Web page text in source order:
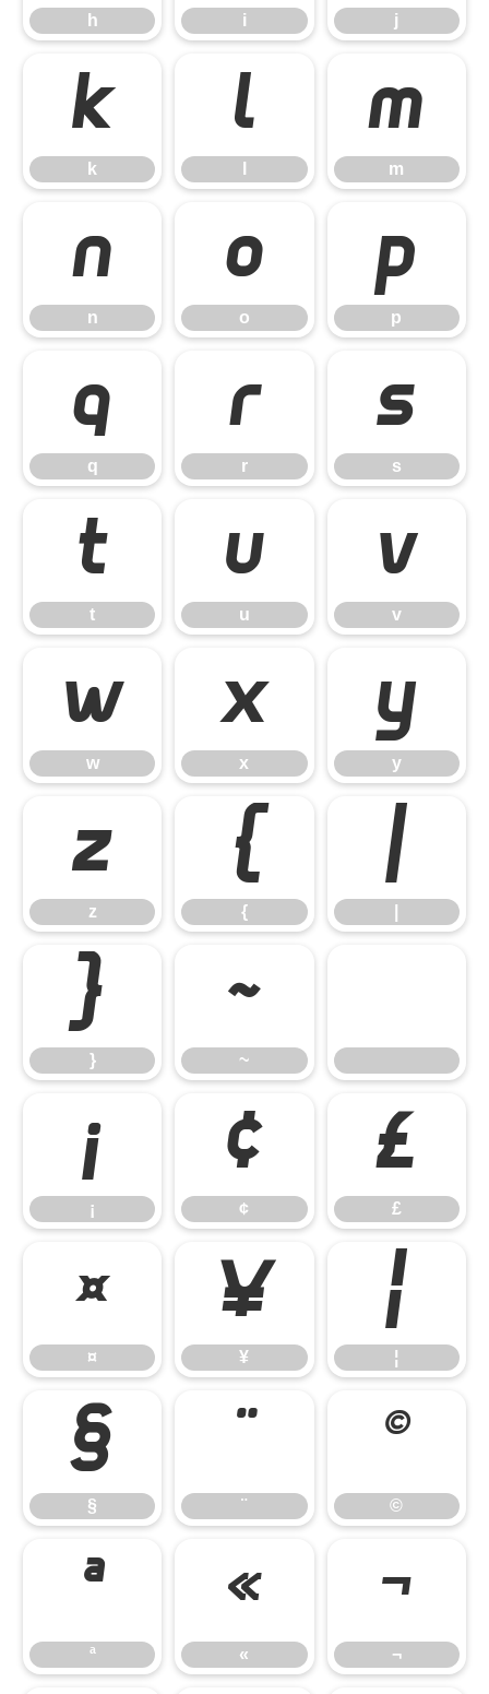
h i j
k
k
l m
m
n
n
o
o
p
p
q
q
r
r
s
s
t
t
u
u
v
v
w
w
x
x
y
y
z
z
{
{
|
}
}
~
~
¡
¡
¢
¢
£
£
¤
¤
¥
¥
¦
¦
§
§ ¨
©
©
ª
ª
«
«
¬
¬